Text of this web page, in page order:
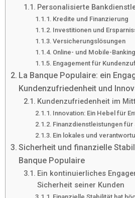
Personalisierte
Kredite und Finanzierung
Investitionen und
Versicherungslösungen
Online- und Mobile-Banking
Engagement für
La Banque Populaire: ein
Kundenzufriedenheit und
Kundenzufriedenheit im
Innovation: Ein Hebel für
Finanzdienstleistungen für
Ein lokales und
Sicherheit und finanzielle
Banque Populaire
Ein kontinuierliches
Sicherheit seiner Kunden